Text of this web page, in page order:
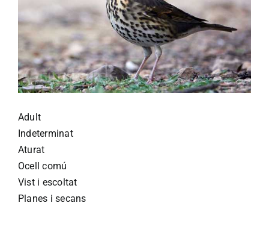
Adult
Indeterminat
Aturat
Ocell comú
Vist i escoltat
Planes i secans